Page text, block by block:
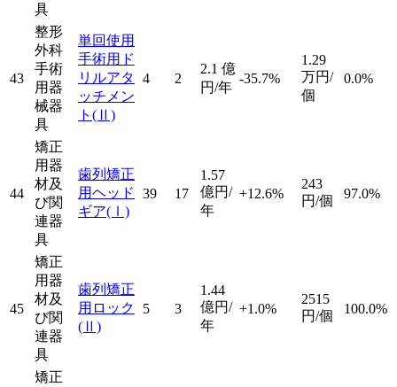
具
43
整形
外科
手術
用器
械器
具
単回使用
手術用ド
リルアタ
ッチメン
ト (Ⅱ)
4 2
2.1 億
円/年
-35.7%
1.29
万円/
個
0.0%
44
矯正
用器
材及
び関
連器
具
歯列矯正
用ヘッド
ギア(Ⅰ)
39 17
1.57
億円/
年
+12.6%
243
円/個
97.0%
45
矯正
用器
材及
び関
連器
具
歯列矯正
用ロック
(Ⅱ)
5 3
1.44
億円/
年
+1.0%
2515
円/個
100.0%
矯正